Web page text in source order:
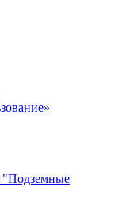
"Подземные